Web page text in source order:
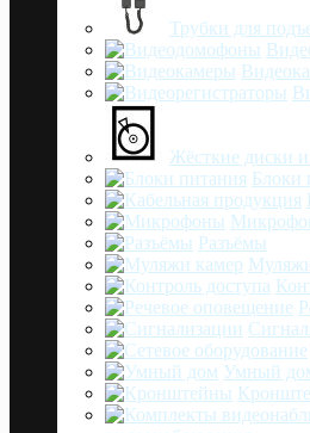
Трубки для
Жёсткие диски
Блоки
Разъёмы
Умный